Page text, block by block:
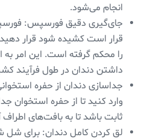
انجام می‌شود.
جای‌گیری دقیق فورسپس:
قرار است کشیده شود قرار
را محکم گرفته است. این امر به
داشتن دندان در طول فرآیند
جداسازی دندان از حفره
وارد کنید تا از حفره استخوان
ثابت باشد تا به بافت‌های
لق کردن کامل دندان: برای شل